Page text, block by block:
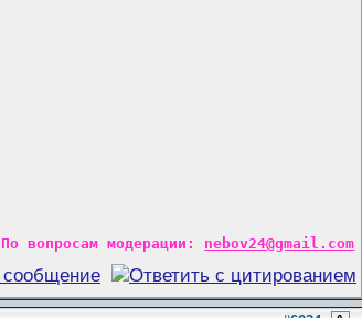
По вопросам модерации: nebov24@gmail.com